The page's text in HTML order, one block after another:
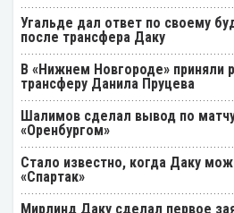
Угальде дал ответ по своему
после трансфера Даку
В «Нижнем Новгороде» приняли
трансферу Данила Пруцева
Шалимов сделал вывод по матчу
«Оренбургом»
Стало известно, когда Даку
«Спартак»
Мирлинд Даку сделал первое